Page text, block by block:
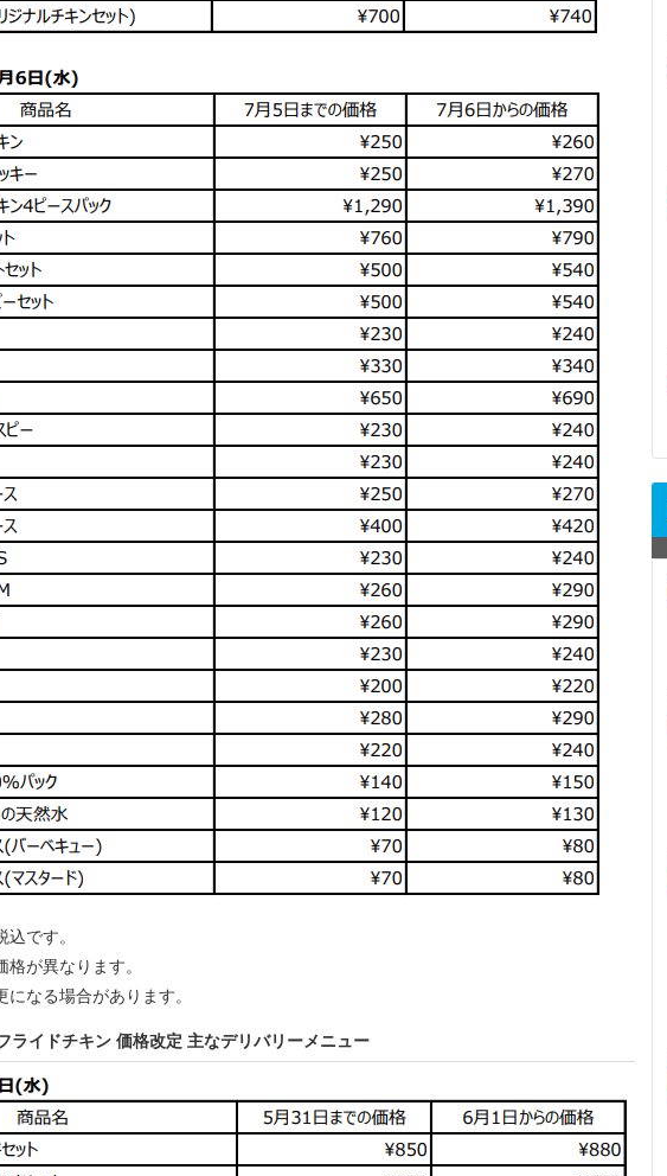
です。
が異なります。
なる場合があります。
ライドチキン 価格改定 主なデリバリーメニュー